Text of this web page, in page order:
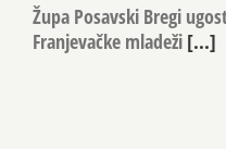
Župa Posavski Bregi
Franjevačke mladeži [...]